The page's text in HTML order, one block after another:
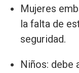
Mujeres
la falta de
seguridad.
Niños: debe